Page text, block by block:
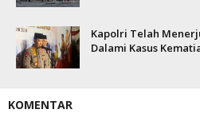
Kapolri Telah
Dalami Kasus
KOMENTAR